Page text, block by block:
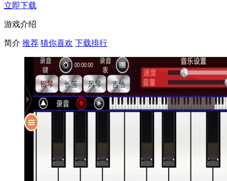
立即下载
游戏介绍
简介 推荐 猜你喜欢 下载排行